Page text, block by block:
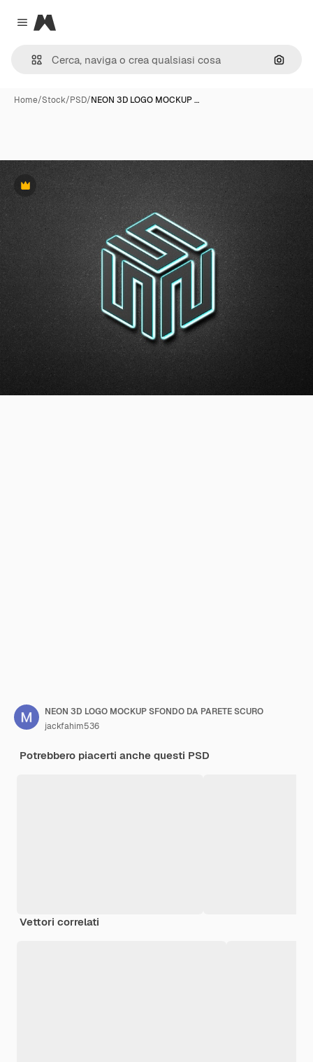
Close menu
Magnific
Cerca
Home/Stock/PSD/NEON 3D LOGO MOCKUP …
Premium
NEON 3D LOGO MOCKUP SFONDO DA PARETE SCURO
jackfahim536
Potrebbero piacerti anche questi PSD
Vettori correlati